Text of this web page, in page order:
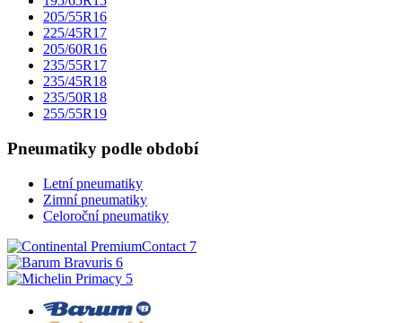
205/55R16
225/45R17
205/60R16
235/55R17
235/45R18
235/50R18
255/55R19
Pneumatiky podle období
Letní pneumatiky
Zimní pneumatiky
Celoroční pneumatiky